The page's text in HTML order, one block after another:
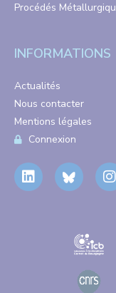
Procédés
INFORMATIONS
Actualités
Nous contacter
Mentions légales
Connexion